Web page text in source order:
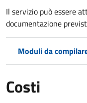
Il servizio può essere
documentazione
Moduli da
Costi